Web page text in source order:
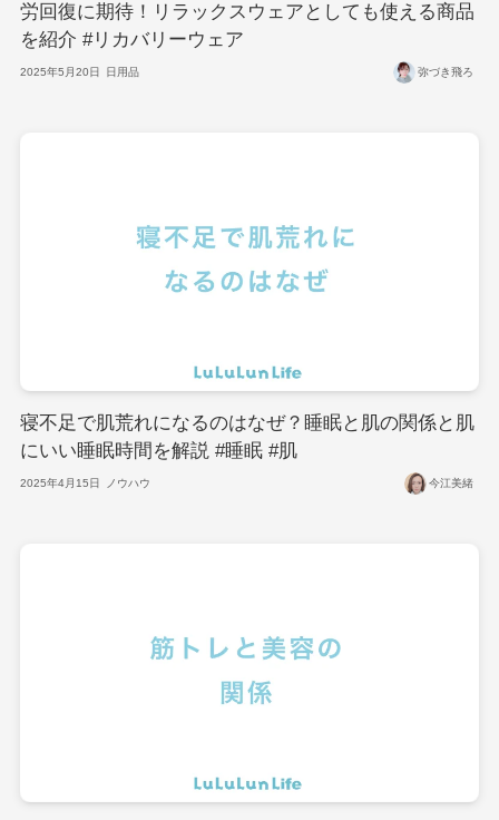
労回復に期待！リラックスウェアとしても使える商品
を紹介 #リカバリーウェア
2025年5月20日 日用品 弥づき飛ろ
寝不足で肌荒れになるのはなぜ？睡眠と肌の関係と肌
にいい睡眠時間を解説 #睡眠 #肌
2025年4月15日 ノウハウ 今江美緒